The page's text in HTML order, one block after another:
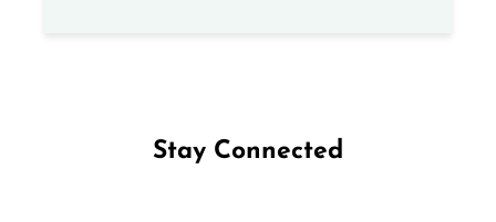
Stay Connected